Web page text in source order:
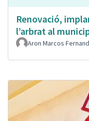
Renovació,
l’arbrat al
Aron Marcos